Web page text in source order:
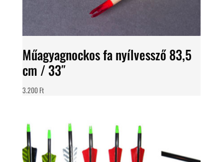
Műagyagnockos fa nyílvessző 83,5
cm / 33″
3.200Ft